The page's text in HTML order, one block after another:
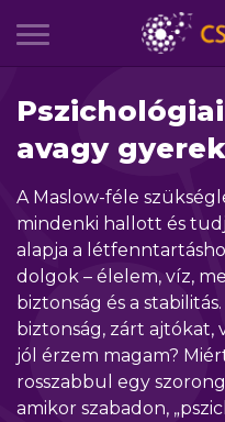
avagy
A Maslow-féle
mindenki hallott és
alapja a
dolgok – élelem, víz,
biztonság és a
biztonság, zárt ajtókat,
jól érzem magam?
rosszabbul egy
amikor szabadon,